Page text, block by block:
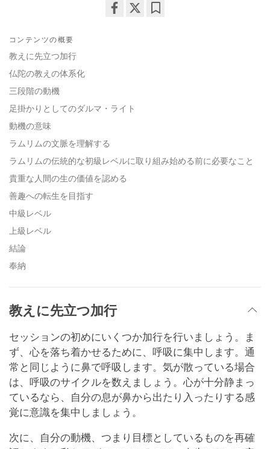
コンテンツの概要
教えに先立つ加行
仏陀の教えの体系化
三段階の動機
足掛かりとしてのダルマ・ライト
動機の意味
ラムリムの文脈を理解する
ラムリムの伝統的な初級レベルに取り組み始める前に必要なこと
貴重な人間の生の価値を認める
善趣への転生を目指す
中級レベル
上級レベル
結論
奉納
教えに先立つ加行
セッションの初めにいくつか加行を行いましょう。ま
ず、心を落ち着かせるために、呼吸に集中します。通
常と同じように鼻で呼吸します。気が散っている場合
は、呼吸のサイクルを数えましょう。心が十分静まっ
ているなら、自分の息が鼻から出たり入ったりする感
覚に意識を集中しましょう。
次に、自分の動機、つまり目標としているものを再確